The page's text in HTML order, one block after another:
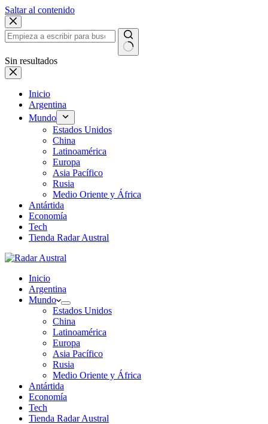
Saltar al contenido
Sin resultados
Inicio
Argentina
Mundo
Estados Unidos
China
Latinoamérica
Europa
Asia Pacífico
Rusia
Medio Oriente y África
Antártida
Economía
Tech
Tienda Radar Austral
Inicio
Argentina
Mundo
Estados Unidos
China
Latinoamérica
Europa
Asia Pacífico
Rusia
Medio Oriente y África
Antártida
Economía
Tech
Tienda Radar Austral